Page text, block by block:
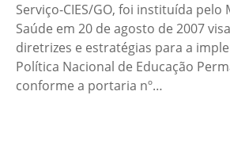
Serviço-CIES/GO, foi instituída pelo
Saúde em 20 de agosto de 2007
diretrizes e estratégias para a
Política Nacional de Educação
conforme a portaria nº…